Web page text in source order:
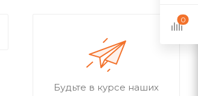
Будьте в курсе наших
0